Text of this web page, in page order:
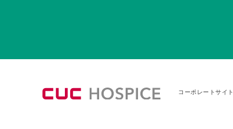
コーポレートサイト